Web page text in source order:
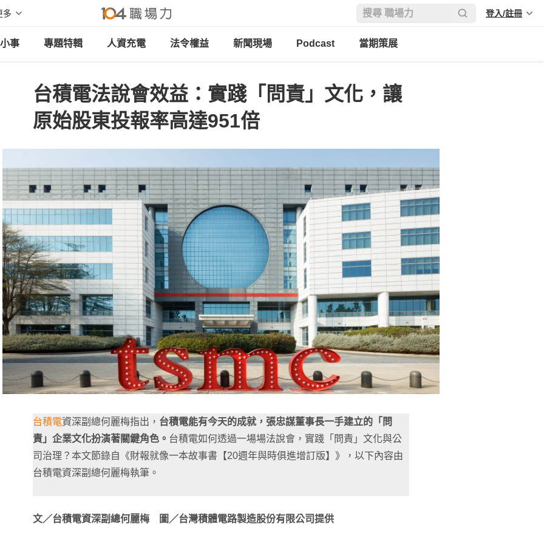
多 登入/註冊
事 專題特輯 人資充電 法令權益 新聞現場 Podcast 當期策展
台積電法說會效益：實踐「問責」文化，讓
原始股東投報率高達951倍
台積電資深副總何麗梅指出， 台積電能有今天的成就，張忠謀董事長一手建立的「問
責」企業文化扮演著關鍵角色。 台積電如何透過一場場法說會，實踐「問責」文化與公
司治理？本文節錄自《財報就像一本故事書【20週年與時俱進增訂版】》，以下內容由
台積電資深副總何麗梅執筆。
文／台積電資深副總何麗梅 圖／台灣積體電路製造股份有限公司提供